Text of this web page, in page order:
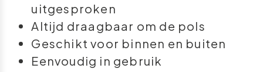
uitgesproken
Altijd draagbaar om de pols
Geschikt voor binnen en buiten
Eenvoudig in gebruik